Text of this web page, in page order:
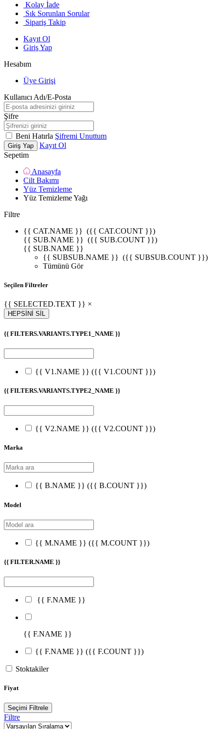
Kolay İade
Sık Sorunlan Sorular
Sipariş Takip
Kayıt Ol
Giriş Yap
Hesabım
Üye Girişi
Kullanıcı Adı/E-Posta
Şifre
Beni Hatırla Şifremi Unuttum
Giriş Yap
Kayıt Ol
Sepetim
Anasayfa
Cilt Bakımı
Yüz Temizleme
Yüz Temizleme Yağı
Filtre
{{ CAT.NAME }} ({{ CAT.COUNT }})
{{ SUB.NAME }} ({{ SUB.COUNT }})
{{ SUB.NAME }}
{{ SUBSUB.NAME }} ({{ SUBSUB.COUNT }})
Tümünü Gör
Seçilen Filtreler
{{ SELECTED.TEXT }} ×
HEPSİNİ SİL
{{ FILTERS.VARIANTS.TYPE1_NAME }}
{{ V1.NAME }} ({{ V1.COUNT }})
{{ FILTERS.VARIANTS.TYPE2_NAME }}
{{ V2.NAME }} ({{ V2.COUNT }})
Marka
{{ B.NAME }} ({{ B.COUNT }})
Model
{{ M.NAME }} ({{ M.COUNT }})
{{ FILTER.NAME }}
{{ F.NAME }}
{{ F.NAME }}
{{ F.NAME }} ({{ F.COUNT }})
Stoktakiler
Fiyat
Seçimi Filtrele
Filtre